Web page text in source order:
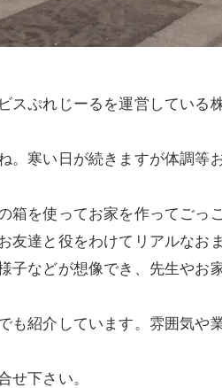
ぷれじーるを運営している
寒い日が続きますが体調等
を使ってお家を作ってごっ
達と役をわけてリアルなお
などが想像でき、先生やお
紹介しています。雰囲気や
せ下さい。